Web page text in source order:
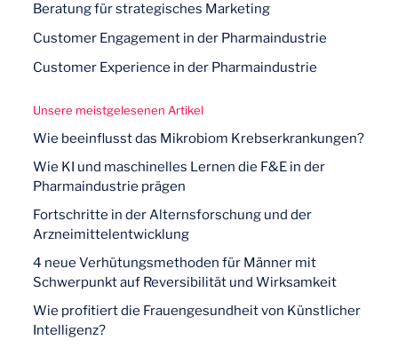
Beratung für strategisches Marketing
Customer Engagement in der Pharmaindustrie
Customer Experience in der Pharmaindustrie
Unsere meistgelesenen Artikel
Wie beeinflusst das Mikrobiom Krebserkrankungen?
Wie KI und maschinelles Lernen die F&E in der
Pharmaindustrie prägen
Fortschritte in der Alternsforschung und der
Arzneimittelentwicklung
4 neue Verhütungsmethoden für Männer mit
Schwerpunkt auf Reversibilität und Wirksamkeit
Wie profitiert die Frauengesundheit von Künstlicher
Intelligenz?